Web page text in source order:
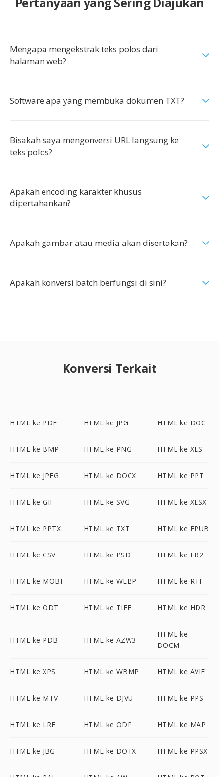
Mengapa mengekstrak teks polos dari
halaman web?
Software apa yang membuka dokumen TXT?
Bisakah saya mengonversi URL langsung ke
teks polos?
Apakah encoding karakter khusus
dipertahankan?
Apakah gambar atau media akan disertakan?
Apakah konversi batch berfungsi di sini?
Konversi Terkait
HTML ke PDF HTML ke JPG HTML ke DOC
HTML ke BMP HTML ke PNG HTML ke XLS
HTML ke JPEG HTML ke DOCX HTML ke PPT
HTML ke GIF HTML ke SVG HTML ke XLSX
HTML ke PPTX HTML ke TXT HTML ke EPUB
HTML ke CSV HTML ke PSD HTML ke FB2
HTML ke MOBI HTML ke WEBP HTML ke RTF
HTML ke ODT HTML ke TIFF HTML ke HDR
HTML ke PDB HTML ke AZW3
HTML ke
DOCM
HTML ke XPS HTML ke WBMP HTML ke AVIF
HTML ke MTV HTML ke DJVU HTML ke PPS
HTML ke LRF HTML ke ODP HTML ke MAP
HTML ke JBG HTML ke DOTX HTML ke PPSX